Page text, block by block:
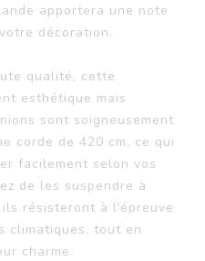
apportera une note
décoration.
qualité, cette
esthétique mais
sont soigneusement
corde de 420 cm, ce qui
facilement selon vos
de les suspendre à
résisteront à l'épreuve
climatiques, tout en
charme.